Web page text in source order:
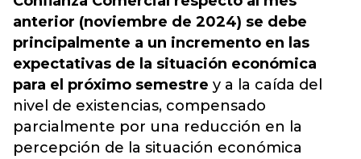
anterior (noviembre de 2024) se debe
principalmente a un incremento en las
expectativas de la situación económica
para el próximo semestre y a la caída del
nivel de existencias, compensado
parcialmente por una reducción en la
percepción de la situación económica